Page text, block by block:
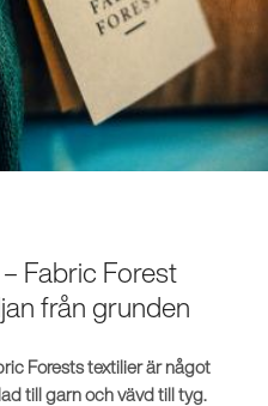
Fabric Forest
från grunden
Forests textilier är något
till garn och vävd till tyg.